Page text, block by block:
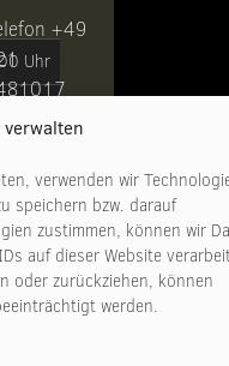
verwenden wir
speichern bzw. darauf
zustimmen, können wir
auf dieser Website
oder zurückziehen, können
werden.
Uhr
+49